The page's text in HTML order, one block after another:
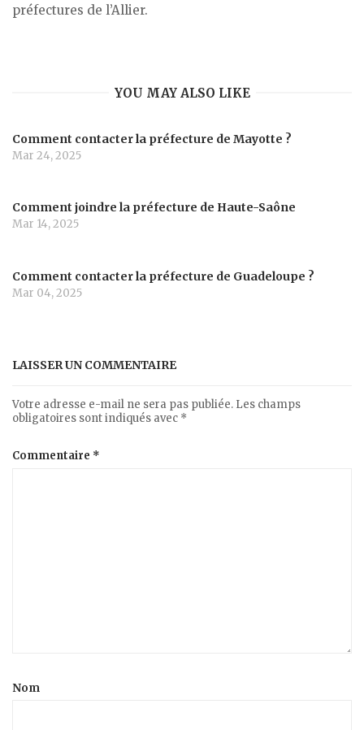
préfectures de l’Allier.
YOU MAY ALSO LIKE
Comment contacter la préfecture de Mayotte ?
Mar 24, 2025
Comment joindre la préfecture de Haute-Saône
Mar 14, 2025
Comment contacter la préfecture de Guadeloupe ?
Mar 04, 2025
LAISSER UN COMMENTAIRE
Votre adresse e-mail ne sera pas publiée. Les champs
obligatoires sont indiqués avec *
Commentaire *
Nom